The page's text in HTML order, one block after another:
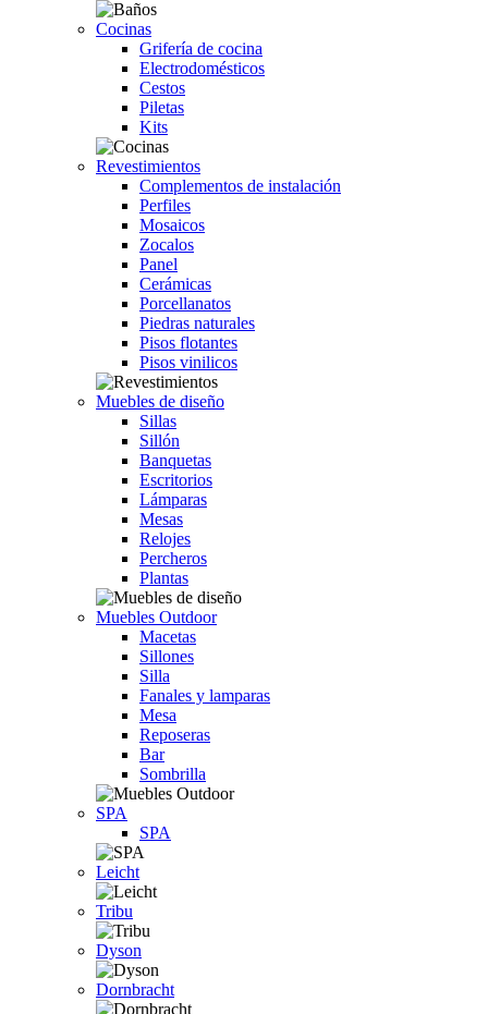
Cocinas
Grifería de cocina
Electrodomésticos
Cestos
Piletas
Kits
Revestimientos
Complementos de instalación
Perfiles
Mosaicos
Zocalos
Panel
Cerámicas
Porcellanatos
Piedras naturales
Pisos flotantes
Pisos vinilicos
Muebles de diseño
Sillas
Sillón
Banquetas
Escritorios
Lámparas
Mesas
Relojes
Percheros
Plantas
Muebles Outdoor
Macetas
Sillones
Silla
Fanales y lamparas
Mesa
Reposeras
Bar
Sombrilla
SPA
SPA
Leicht
Tribu
Dyson
Dornbracht